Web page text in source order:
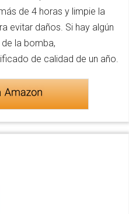
de 4 horas y limpie la
evitar daños. Si hay algún
la bomba,
de calidad de un año.